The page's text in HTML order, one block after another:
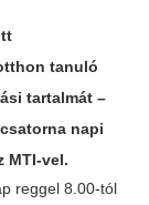
tanuló
tartalmát –
napi
MTI-vel.
reggel 8.00-tól